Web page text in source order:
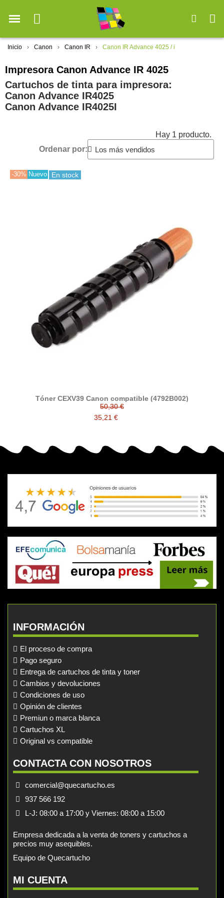
Inicio Canon Canon IR Canon IR Advance 4025 / i
Impresora Canon Advance IR 4025
Cartuchos de tinta para impresora:
Canon Advance IR4025
Canon Advance IR4025I
Hay 1 producto.
Ordenar por:
-30% Nuevo En stock
Tóner CEXV39 Canon compatible (4792B002)
50,30 €
35,21 €
INFORMACIÓN
El proceso de compra
Pago seguro
Entrega de cartuchos de tinta y toner
Cambios y devoluciones
Condiciones de uso
Opinión de clientes
Premiun o marca blanca
Cartuchos XL
Original vs compatible
CONTACTA CON NOSOTROS
comercial@quecartucho.es
937 566 192
L-J: 08:00 a 17:00 y Viernes: 08:00 a 15:00
Empresa dedicada a la venta de toners y cartuchos a
precios muy asequibles.
Equipo de Quecartucho
MI CUENTA